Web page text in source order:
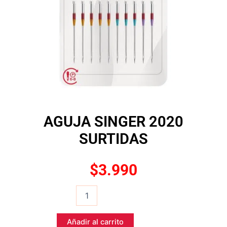
AGUJA SINGER 2020
SURTIDAS
$3.990
SURTIDAS
Añadir al carrito